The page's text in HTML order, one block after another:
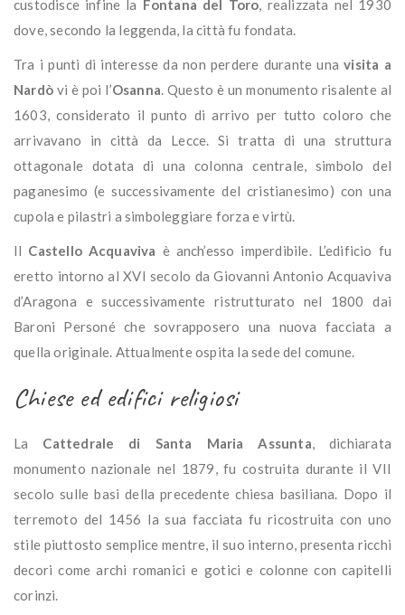
custodisce infine la Fontana del Toro, realizzata nel 1930
dove, secondo la leggenda, la città fu fondata.
Tra i punti di interesse da non perdere durante unavisita a
Nardò vi è poi l’Osanna. Questo è un monumento risalente al
1603, considerato il punto di arrivo per tutto coloro che
arrivavano in città da Lecce. Si tratta di una struttura
ottagonale dotata di una colonna centrale, simbolo del
paganesimo (e successivamente del cristianesimo) con una
cupola e pilastri a simboleggiare forza e virtù.
Il Castello Acquaviva è anch’esso imperdibile. L’edificio fu
eretto intorno al XVI secolo da Giovanni Antonio Acquaviva
d’Aragona e successivamente ristrutturato nel 1800 dai
Baroni Personé che sovrapposero una nuova facciata a
quella originale. Attualmente ospita la sede del comune.
Chiese ed edifici religiosi
La Cattedrale di Santa Maria Assunta, dichiarata
monumento nazionale nel 1879, fu costruita durante il VII
secolo sulle basi della precedente chiesa basiliana. Dopo il
terremoto del 1456 la sua facciata fu ricostruita con uno
stile piuttosto semplice mentre, il suo interno, presenta ricchi
decori come archi romanici e gotici e colonne con capitelli
corinzi.